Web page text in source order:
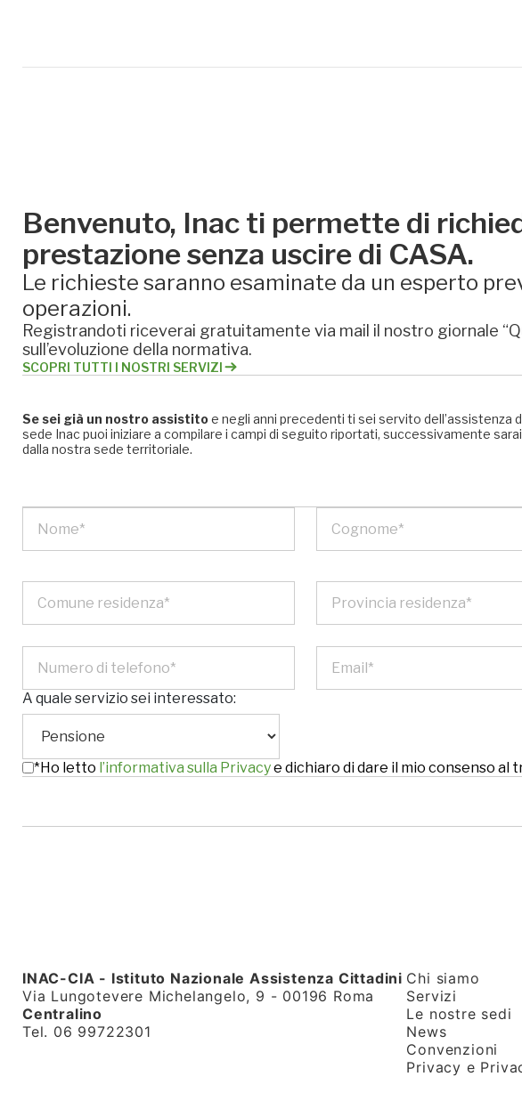
Benvenuto, Inac ti permette di
prestazione senza uscire di CASA.
Le richieste saranno esaminate da un esperto
operazioni.
Registrandoti riceverai gratuitamente via mail il nostro giornale
sull’evoluzione della normativa.
SCOPRI TUTTI I NOSTRI SERVIZI
Se sei già un nostro assistitoe negli anni precedenti ti sei servito dell’assistenza
sede Inac puoi iniziare a compilare i campi di seguito riportati, successivamente
dalla nostra sede territoriale.
A quale servizio sei interessato:
*Ho letto l’informativa sulla Privacye dichiaro di dare il mio consenso al
INAC-CIA - Istituto Nazionale Assistenza Cittadini
Via Lungotevere Michelangelo, 9 - 00196 Roma
Centralino
Tel. 06 99722301
Chi siamo
Servizi
Le nostre sedi
News
Convenzioni
Privacy e